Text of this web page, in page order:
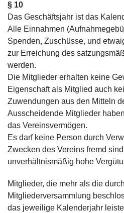
§ 10
Das Geschäftsjahr ist das
Alle Einnahmen
Spenden, Zuschüsse, und
zur Erreichung des
werden.
Die Mitglieder erhalten keine
Eigenschaft als Mitglied auch
Zuwendungen aus den Mitteln
Ausscheidende Mitglieder
das Vereinsvermögen.
Es darf keine Person durch
Zwecken des Vereins fremd
unverhältnismäßig hohe
Mitglieder, die mehr als die
Mitgliederversammlung
das jeweilige Kalenderjahr